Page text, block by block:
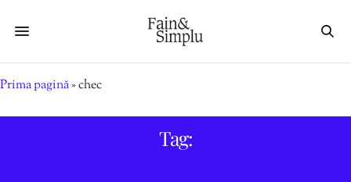
Prima pagină»chec
Tag: